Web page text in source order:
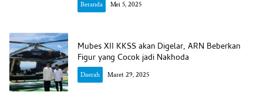
Beranda Mei 5, 2025
Mubes XII KKSS akan Digelar, ARN Beberkan
Figur yang Cocok jadi Nakhoda
Daerah Maret 29, 2025